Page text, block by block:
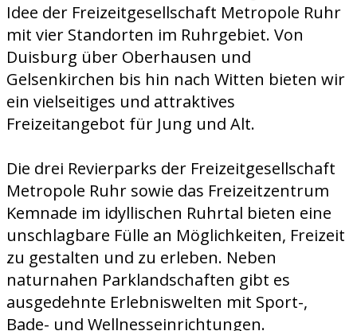
Idee der Freizeitgesellschaft Metropole Ruhr
mit vier Standorten im Ruhrgebiet. Von
Duisburg über Oberhausen und
Gelsenkirchen bis hin nach Witten bieten wir
ein vielseitiges und attraktives
Freizeitangebot für Jung und Alt.
Die drei Revierparks der Freizeitgesellschaft
Metropole Ruhr sowie das Freizeitzentrum
Kemnade im idyllischen Ruhrtal bieten eine
unschlagbare Fülle an Möglichkeiten, Freizeit
zu gestalten und zu erleben. Neben
naturnahen Parklandschaften gibt es
ausgedehnte Erlebniswelten mit Sport-,
Bade- und Wellnesseinrichtungen.